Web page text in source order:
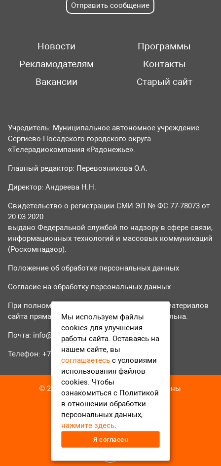
Отправить сообщение
Новости
Программы
Рекламодателям
Контакты
Вакансии
Старый сайт
Учредитель: Муниципальное автономное учреждение
Сергиево-Посадского городского округа
«Телерадиокомпания «Радонежье».
Главный редактор: Перевозникова О.А.
Директор: Андреева Н.Н.
Свидетельство о регистрации СМИ ЭЛ № ФС 77-78073 от
20.03.2020
выдано Федеральной службой по надзору в сфере связи,
информационных технологий и массовых коммуникаций
(Роскомнадзор).
Положение об обработке персональных данных
Согласие на обработку персональных данных
При полном или частичном использовании материалов
сайта прямая гиперссылка на tvr24.tv обязательна.
Почта: info@tvr24.tv
Телефон: +7 (496) 551-04-95
© 2016-2023 ТВР24 Все права защищены
Мы используем файлы
cookies для улучшения
работы сайта. Оставаясь на
нашем сайте, вы
соглашаетесь с условиями
использования файлов
cookies. Чтобы
ознакомиться с Политикой
в отношении обработки
персональных данных,
нажмите здесь.
Я согласен